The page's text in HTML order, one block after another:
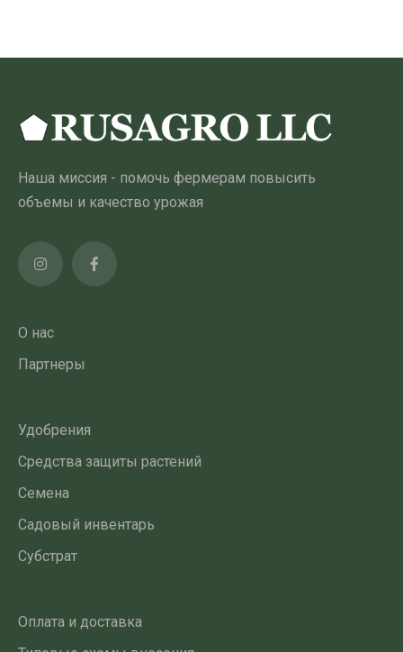
Наша миссия - помочь фермерам повысить
объемы и качество урожая
О нас
Партнеры
Удобрения
Средства защиты растений
Семена
Садовый инвентарь
Субстрат
Оплата и доставка